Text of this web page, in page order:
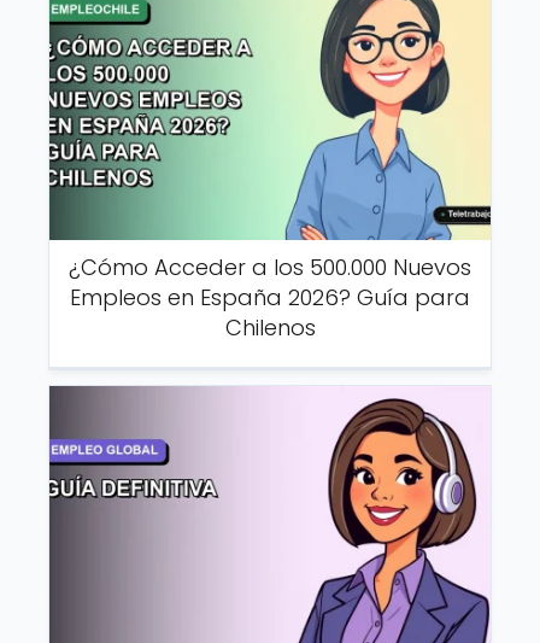
¿Cómo Acceder a los 500.000 Nuevos
Empleos en España 2026? Guía para
Chilenos